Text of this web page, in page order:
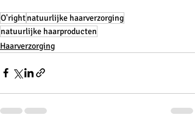
O'rightnatuurlijke haarverzorging
natuurlijke haarproducten
Haarverzorging